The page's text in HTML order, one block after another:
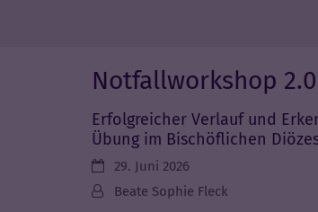
Notfallworkshop
Erfolgreicher Verlauf und
Übung im Bischöflichen
Datum:29. Juni 2026
Von:Beate Sophie Fleck